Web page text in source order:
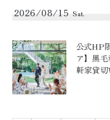
2026/08/15 Sat.
公式HP
ア】黒
軒家貸切